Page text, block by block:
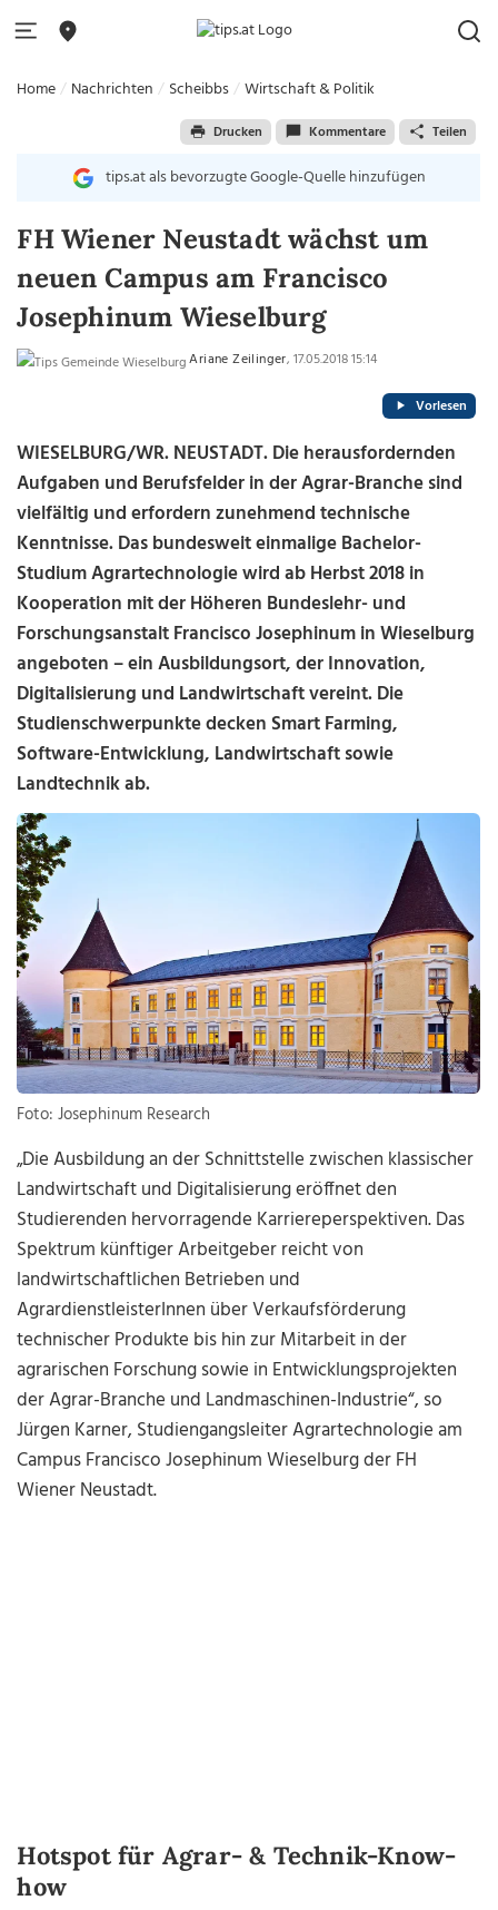
Home Nachrichten Scheibbs Wirtschaft & Politik
Drucken Kommentare Teilen
tips.at als bevorzugte Google-Quelle hinzufügen
FH Wiener Neustadt wächst um
neuen Campus am Francisco
Josephinum Wieselburg
Ariane Zeilinger, 17.05.2018 15:14
Vorlesen
WIESELBURG/WR. NEUSTADT. Die herausfordernden
Aufgaben und Berufsfelder in der Agrar-Branche sind
vielfältig und erfordern zunehmend technische
Kenntnisse. Das bundesweit einmalige Bachelor-
Studium Agrartechnologie wird ab Herbst 2018 in
Kooperation mit der Höheren Bundeslehr- und
Forschungsanstalt Francisco Josephinum in Wieselburg
angeboten – ein Ausbildungsort, der Innovation,
Digitalisierung und Landwirtschaft vereint. Die
Studienschwerpunkte decken Smart Farming,
Software-Entwicklung, Landwirtschaft sowie
Landtechnik ab.
Foto: Josephinum Research
„Die Ausbildung an der Schnittstelle zwischen klassischer
Landwirtschaft und Digitalisierung eröffnet den
Studierenden hervorragende Karriereperspektiven. Das
Spektrum künftiger Arbeitgeber reicht von
landwirtschaftlichen Betrieben und
AgrardienstleisterInnen über Verkaufsförderung
technischer Produkte bis hin zur Mitarbeit in der
agrarischen Forschung sowie in Entwicklungsprojekten
der Agrar-Branche und Landmaschinen-Industrie“, so
Jürgen Karner, Studiengangsleiter Agrartechnologie am
Campus Francisco Josephinum Wieselburg der FH
Wiener Neustadt.
Hotspot für Agrar- & Technik-Know-
how